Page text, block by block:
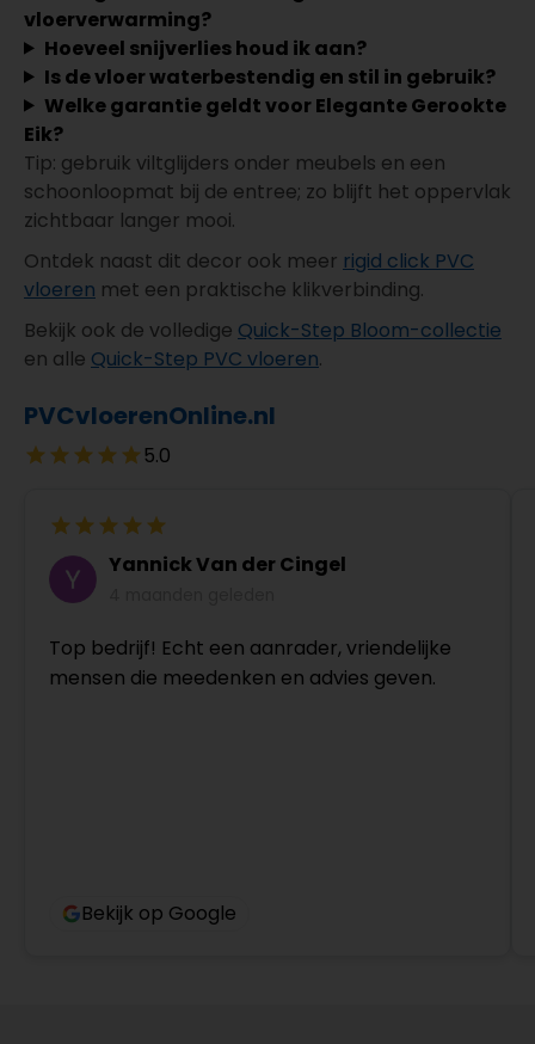
vloerverwarming?
Hoeveel snijverlies houd ik aan?
Is de vloer waterbestendig en stil in gebruik?
Welke garantie geldt voor Elegante Gerookte
Eik?
Tip: gebruik viltglijders onder meubels en een
schoonloopmat bij de entree; zo blijft het oppervlak
zichtbaar langer mooi.
Ontdek naast dit decor ook meer rigid click PVC
vloeren met een praktische klikverbinding.
Bekijk ook de volledige Quick-Step Bloom-collectie
en alle Quick-Step PVC vloeren.
PVCvloerenOnline.nl
5.0
Yannick Van der Cingel
Top bedrijf! Echt een aanrader, vriendelijke
mensen die meedenken en advies geven.
Bekijk op Google